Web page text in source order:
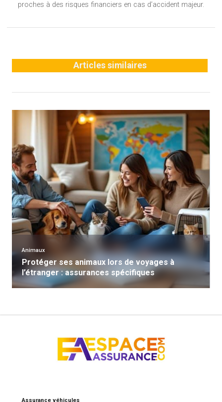
proches à des risques financiers en cas d’accident majeur.
Articles similaires
Animaux
Protéger ses animaux lors de voyages à
l’étranger : assurances spécifiques
Assurance véhicules